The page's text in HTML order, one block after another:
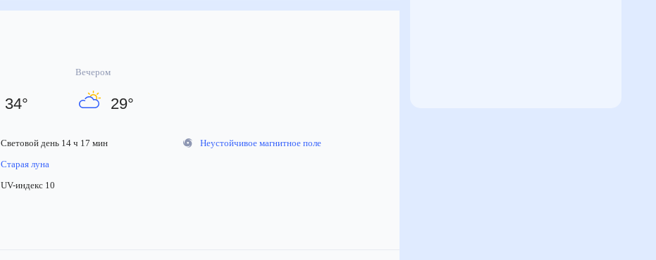
34°
Вечером
29°
Световой день 14 ч 17 мин
Старая луна
UV-индекс 10
Неустойчивое магнитное поле